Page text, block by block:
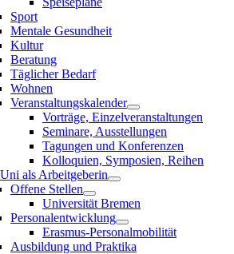
Sport
Mentale Gesundheit
Kultur
Beratung
Täglicher Bedarf
Wohnen
Veranstaltungskalender
Vorträge, Einzelveranstaltungen
Seminare, Ausstellungen
Tagungen und Konferenzen
Kolloquien, Symposien, Reihen
als Arbeitgeberin
Offene Stellen
Universität Bremen
Personalentwicklung
Erasmus-Personalmobilität
Ausbildung und Praktika